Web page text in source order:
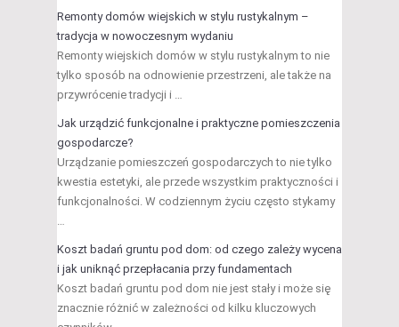
Remonty domów wiejskich w stylu rustykalnym –
tradycja w nowoczesnym wydaniu
Remonty wiejskich domów w stylu rustykalnym to nie
tylko sposób na odnowienie przestrzeni, ale także na
przywrócenie tradycji i …
Jak urządzić funkcjonalne i praktyczne pomieszczenia
gospodarcze?
Urządzanie pomieszczeń gospodarczych to nie tylko
kwestia estetyki, ale przede wszystkim praktyczności i
funkcjonalności. W codziennym życiu często stykamy
…
Koszt badań gruntu pod dom: od czego zależy wycena
i jak uniknąć przepłacania przy fundamentach
Koszt badań gruntu pod dom nie jest stały i może się
znacznie różnić w zależności od kilku kluczowych